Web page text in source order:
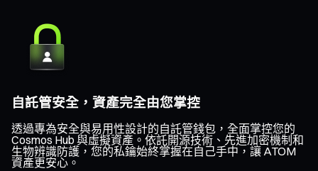
自託管安全，資產完全由您掌控
透過專為安全與易用性設計的自託管錢包，全面掌控您的
Cosmos Hub 與虛擬資產。依託開源技術、先進加密機制和
生物辨識防護，您的私鑰始終掌握在自己手中，讓 ATOM
資產更安心。